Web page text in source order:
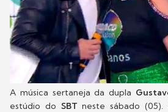
A música sertaneja da dupla
estúdio do SBT neste sábado